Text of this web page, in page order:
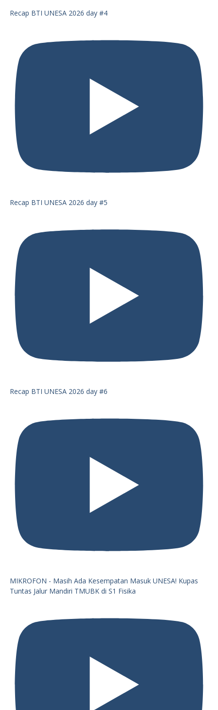
Recap BTI UNESA 2026 day #4
Recap BTI UNESA 2026 day #5
Recap BTI UNESA 2026 day #6
MIKROFON - Masih Ada Kesempatan Masuk UNESA! Kupas
Tuntas Jalur Mandiri TMUBK di S1 Fisika